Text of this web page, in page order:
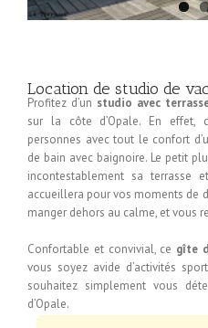
Location de studio de
Profitez d’un studio avec
sur la côte d’Opale. En effet,
personnes avec tout le confort
de bain avec baignoire. Le petit
incontestablement sa terrasse
accueillera pour vos moments de
manger dehors au calme, et vous
Confortable et convivial, ce gîte
vous soyez avide d’activités
souhaitez simplement vous
d’Opale.